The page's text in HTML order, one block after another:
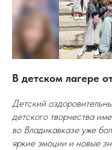
В детском лагере
Детский
детского творчества
во Владикавказе уже
яркие эмоции и новые